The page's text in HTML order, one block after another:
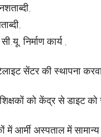
निर्माण कार्य ,
सेंटर की स्थापना
को केंद्र से डाइट को
में आर्मी अस्पताल में